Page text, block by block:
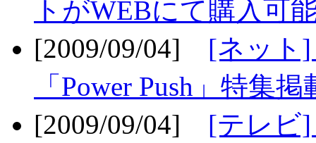
トがWEBにて購入可
[2009/09/04] [ネット]
「Power Push」特集
[2009/09/04] [テレビ]